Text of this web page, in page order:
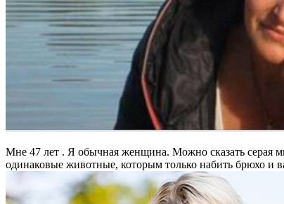
Мне 47 лет . Я обычная женщина. Можно сказать серая
одинаковые животные, которым только набить брюхо и